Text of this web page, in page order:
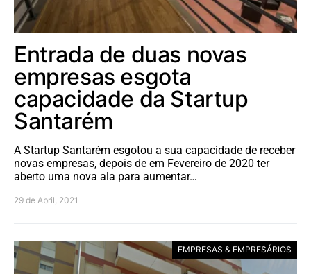
Entrada de duas novas
empresas esgota
capacidade da Startup
Santarém
A Startup Santarém esgotou a sua capacidade de receber
novas empresas, depois de em Fevereiro de 2020 ter
aberto uma nova ala para aumentar…
29 de Abril, 2021
EMPRESAS & EMPRESÁRIOS